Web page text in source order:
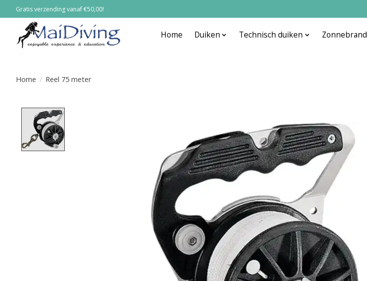
Gratis verzending vanaf €50,00!
Home Duiken Technisch duiken Zonnebrand
Home / Reel 75 meter